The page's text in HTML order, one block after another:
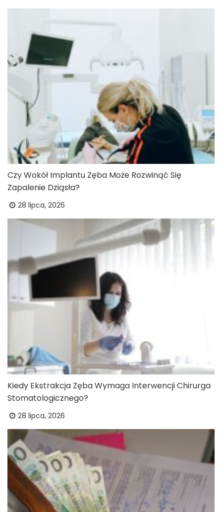
Czy Wokół Implantu Zęba Może Rozwinąć Się
Zapalenie Dziąsła?
28 lipca, 2026
Kiedy Ekstrakcja Zęba Wymaga Interwencji Chirurga
Stomatologicznego?
28 lipca, 2026